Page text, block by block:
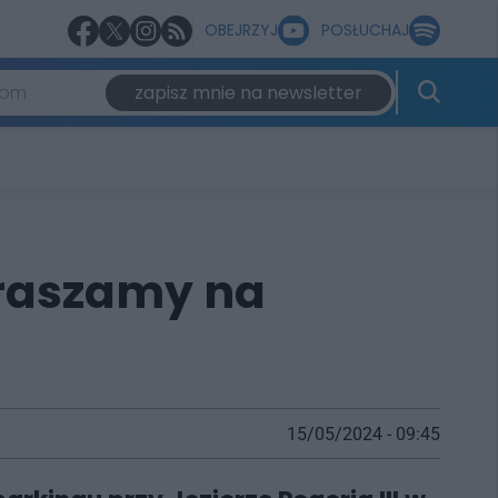
OBEJRZYJ POSŁUCHAJ
zapisz mnie na newsletter
na
15/05/2024 - 09:45